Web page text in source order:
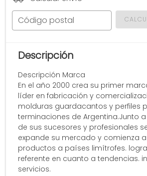
Código postal
Descripción
Descripción Marca
En el año 2000 crea su primer
líder en fabricación y
molduras guardacantos y perfiles
terminaciones de Argentina.Junto
de sus sucesores y profesionales
expande su mercado y comienza
productos a países limítrofes.
referente en cuanto a tendencias.
servicios.